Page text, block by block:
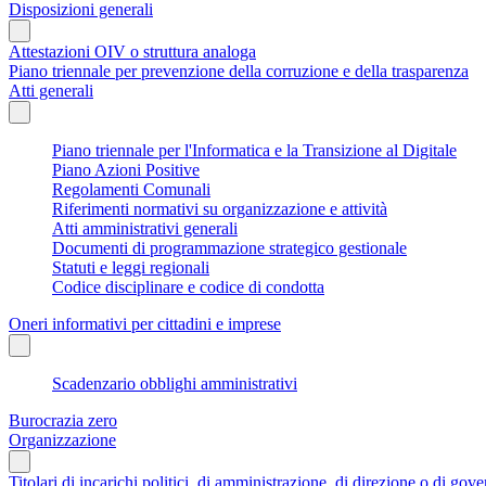
Disposizioni generali
Attestazioni OIV o struttura analoga
Piano triennale per prevenzione della corruzione e della trasparenza
Atti generali
Piano triennale per l'Informatica e la Transizione al Digitale
Piano Azioni Positive
Regolamenti Comunali
Riferimenti normativi su organizzazione e attività
Atti amministrativi generali
Documenti di programmazione strategico gestionale
Statuti e leggi regionali
Codice disciplinare e codice di condotta
Oneri informativi per cittadini e imprese
Scadenzario obblighi amministrativi
Burocrazia zero
Organizzazione
Titolari di incarichi politici, di amministrazione, di direzione o di